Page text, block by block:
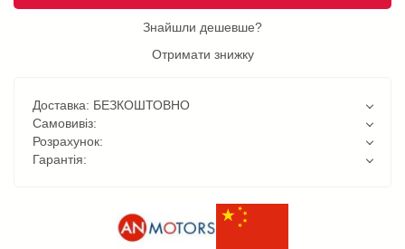
Знайшли дешевше?
Отримати знижку
Доставка: БЕЗКОШТОВНО
Самовивіз:
Розрахунок:
Гарантія: